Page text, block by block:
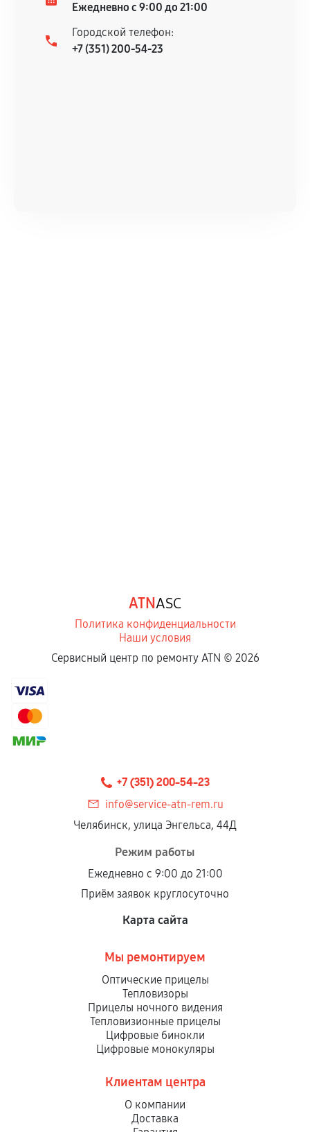
Ежедневно с 9:00 до 21:00
Городской телефон:
+7 (351) 200-54-23
ATNASC
Политика конфиденциальности
Наши условия
Сервисный центр по ремонту ATN © 2026
+7 (351) 200-54-23
info@service-atn-rem.ru
Челябинск, улица Энгельса, 44Д
Режим работы
Ежедневно с 9:00 до 21:00
Приём заявок круглосуточно
Карта сайта
Мы ремонтируем
Оптические прицелы
Тепловизоры
Прицелы ночного видения
Тепловизионные прицелы
Цифровые бинокли
Цифровые монокуляры
Клиентам центра
О компании
Доставка